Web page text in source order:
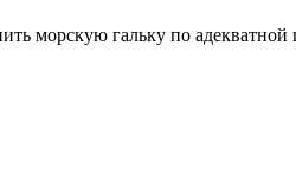
морскую гальку по